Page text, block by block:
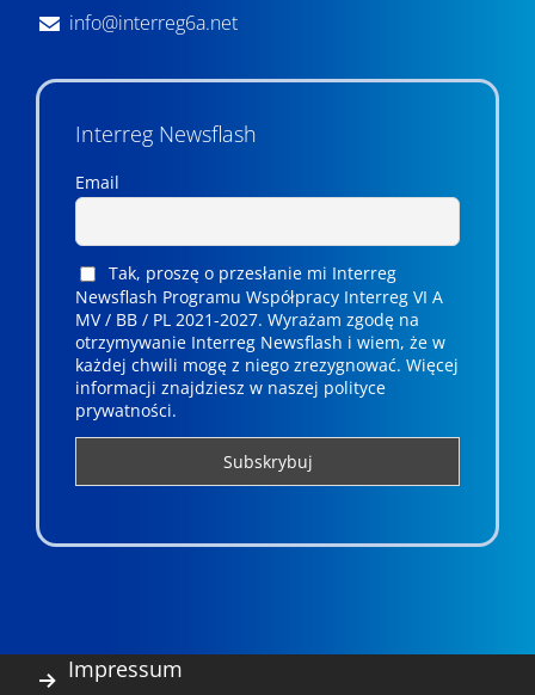
info@interreg6a.net
Interreg Newsflash
Email
Tak, proszę o przesłanie mi Interreg
Newsflash Programu Współpracy Interreg VI A
MV / BB / PL 2021-2027. Wyrażam zgodę na
otrzymywanie Interreg Newsflash i wiem, że w
każdej chwili mogę z niego zrezygnować. ­­Więcej
informacji znajdziesz w naszej polityce
prywatności.
Impressum